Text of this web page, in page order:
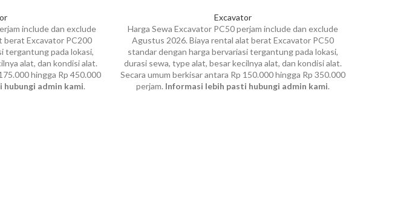
include dan exclude
berat Excavator PC200
tergantung pada lokasi,
alat, dan kondisi alat.
hingga Rp 450.000
admin kami.
Excavator
Harga Sewa Excavator PC50 perjam include dan exclude
Agustus 2026. Biaya rental alat berat Excavator PC50
standar dengan harga bervariasi tergantung pada lokasi,
durasi sewa, type alat, besar kecilnya alat, dan kondisi alat.
Secara umum berkisar antara Rp 150.000 hingga Rp 350.000
perjam. Informasi lebih pasti hubungi admin kami.